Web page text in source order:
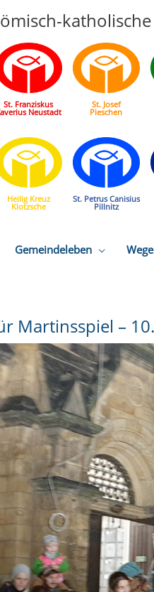
St. Franziskus
Neustadt
St. Josef
Pieschen
Heilig Kreuz
Klotzsche
St. Petrus Canisius
Pillnitz
Gemeindeleben
Martinsspiel –